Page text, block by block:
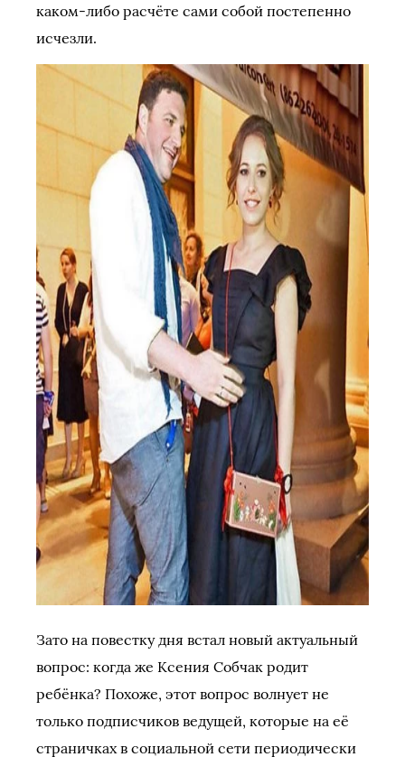
каком-либо расчёте сами собой постепенно
исчезли.
Зато на повестку дня встал новый актуальный
вопрос: когда же Ксения Собчак родит
ребёнка? Похоже, этот вопрос волнует не
только подписчиков ведущей, которые на её
страничках в социальной сети периодически